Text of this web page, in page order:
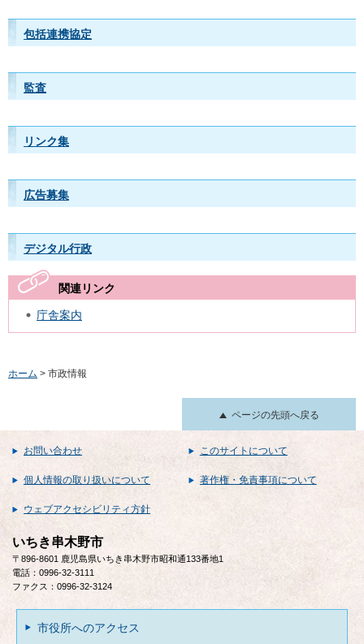
包括連携協定
監査
リンク集
広告募集
デジタル行政
関連リンク
庁舎案内
ホーム > 市政情報
ページの先頭へ戻る
お問い合わせ このサイトについて
個人情報の取り扱いについて 著作権・免責事項について
ウェブアクセシビリティ方針
いちき串木野市
〒896-8601 鹿児島県いちき串木野市昭和通133番地1
電話：0996-32-3111
ファクス：0996-32-3124
市役所へのアクセス